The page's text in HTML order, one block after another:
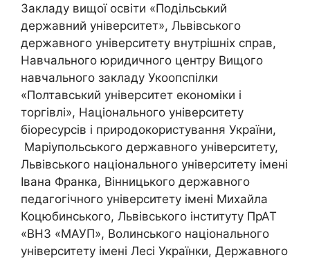
Закладу вищої освіти «Подільський
державний університет», Львівського
державного університету внутрішніх справ,
Навчального юридичного центру Вищого
навчального закладу Укоопспілки
«Полтавський університет економіки і
торгівлі», Національного університету
біоресурсів і природокористування України,
Маріупольського державного університету,
Львівського національного університету імені
Івана Франка, Вінницького державного
педагогічного університету імені Михайла
Коцюбинського, Львівського інституту ПрАТ
«ВНЗ «МАУП», Волинського національного
університету імені Лесі Українки, Державного